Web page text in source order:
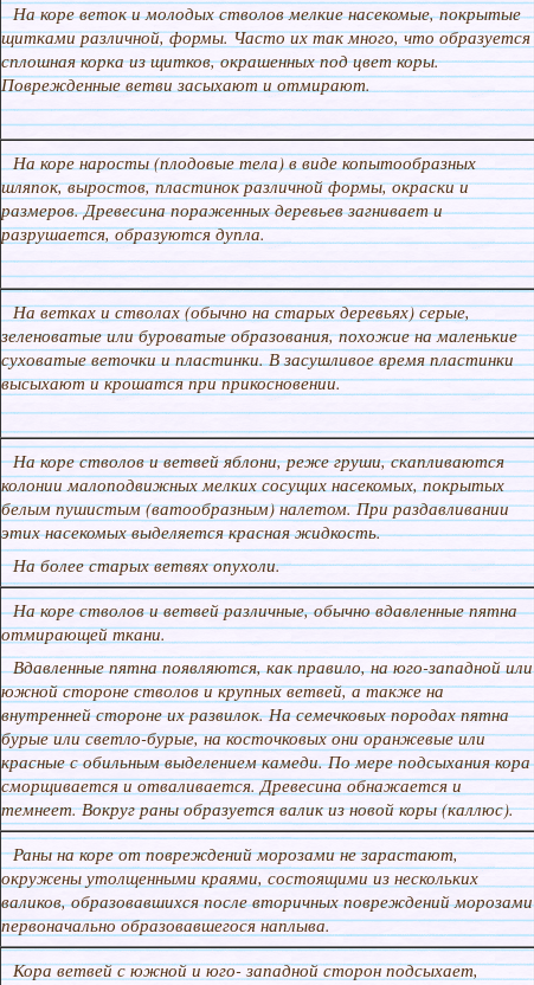
На коре веток и молодых стволов мелкие насекомые, покрытые
щитками различной, формы. Часто их так много, что образуется
сплошная корка из щитков, окрашенных под цвет коры.
Поврежденные ветви засыхают и отмирают.
На коре наросты (плодовые тела) в виде копытообразных
шляпок, выростов, пластинок различной формы, окраски и
размеров. Древесина пораженных деревьев загнивает и
разрушается, образуются дупла.
На ветках и стволах (обычно на старых деревьях) серые,
зеленоватые или буроватые образования, похожие на маленькие
суховатые веточки и пластинки. В засушливое время пластинки
высыхают и крошатся при прикосновении.
На коре стволов и ветвей яблони, реже груши, скапливаются
колонии малоподвижных мелких сосущих насекомых, покрытых
белым пушистым (ватообразным) налетом. При раздавливании
этих насекомых выделяется красная жидкость.
На более старых ветвях опухоли.
На коре стволов и ветвей различные, обычно вдавленные пятна
отмирающей ткани.
Вдавленные пятна появляются, как правило, на юго-западной или
южной стороне стволов и крупных ветвей, а также на
внутренней стороне их развилок. На семечковых породах пятна
бурые или светло-бурые, на косточковых они оранжевые или
красные с обильным выделением камеди. По мере подсыхания кора
сморщивается и отваливается. Древесина обнажается и
темнеет. Вокруг раны образуется валик из новой коры (каллюс).
Раны на коре от повреждений морозами не зарастают,
окружены утолщенными краями, состоящими из нескольких
валиков, образовавшихся после вторичных повреждений морозами
первоначально образовавшегося наплыва.
Кора ветвей с южной и юго- западной сторон подсыхает,